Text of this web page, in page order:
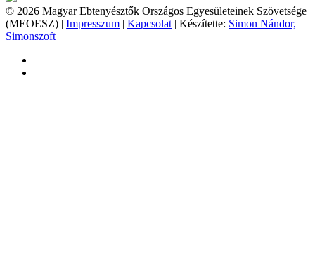
© 2026 Magyar Ebtenyésztők Országos Egyesületeinek Szövetsége
(MEOESZ) | Impresszum | Kapcsolat | Készítette: Simon Nándor,
Simonszoft